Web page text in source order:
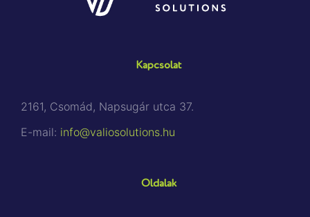
Kapcsolat
2161, Csomád, Napsugár utca 37.
E-mail: info@valiosolutions.hu
Oldalak